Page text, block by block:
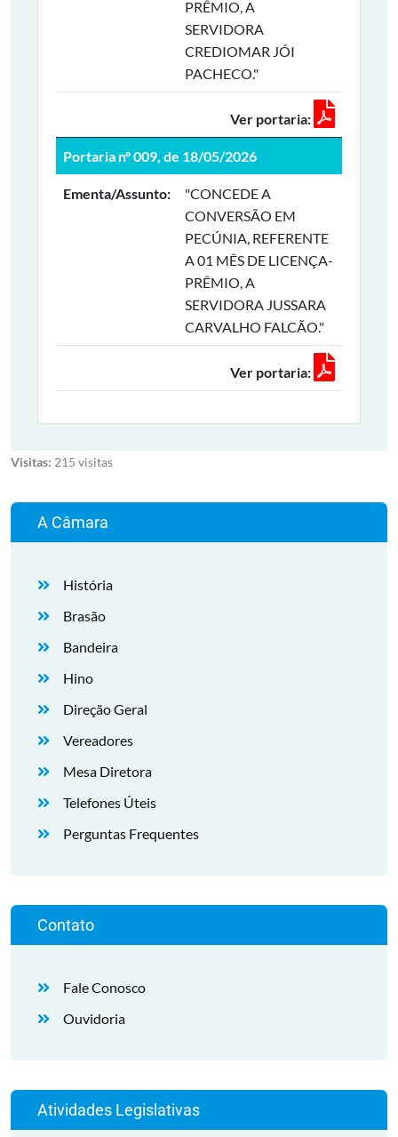
PRÊMIO, A
SERVIDORA
CREDIOMAR JÓI
PACHECO."
Ver portaria:
Portaria nº 009, de 18/05/2026
Ementa/Assunto:
"CONCEDE A
CONVERSÃO EM
PECÚNIA, REFERENTE
A 01 MÊS DE LICENÇA-
PRÊMIO, A
SERVIDORA JUSSARA
CARVALHO FALCÃO."
Ver portaria:
Visitas: 215 visitas
A Câmara
História
Brasão
Bandeira
Hino
Direção Geral
Vereadores
Mesa Diretora
Telefones Úteis
Perguntas Frequentes
Contato
Fale Conosco
Ouvidoria
Atividades Legislativas